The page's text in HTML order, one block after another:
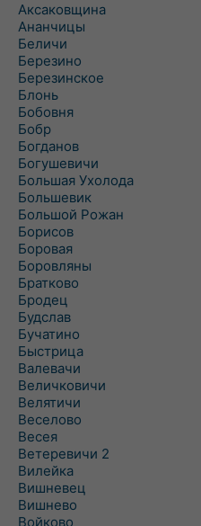
Аксаковщина
Ананчицы
Беличи
Березино
Березинское
Блонь
Бобовня
Бобр
Богданов
Богушевичи
Большая Ухолода
Большевик
Большой Рожан
Борисов
Боровая
Боровляны
Братково
Бродец
Будслав
Бучатино
Быстрица
Валевачи
Величковичи
Велятичи
Веселово
Весея
Ветеревичи 2
Вилейка
Вишневец
Вишнево
Войково